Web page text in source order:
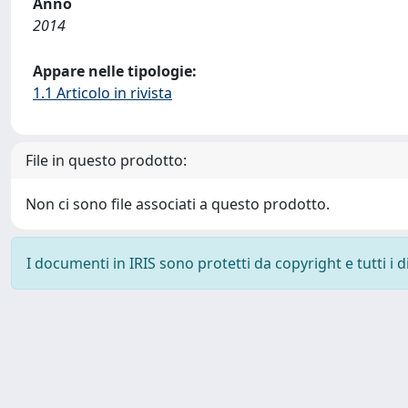
2014
Appare nelle tipologie:
1.1 Articolo in rivista
File in questo prodotto:
Non ci sono file associati a questo prodotto.
I documenti in IRIS sono protetti da copyright e tutti i